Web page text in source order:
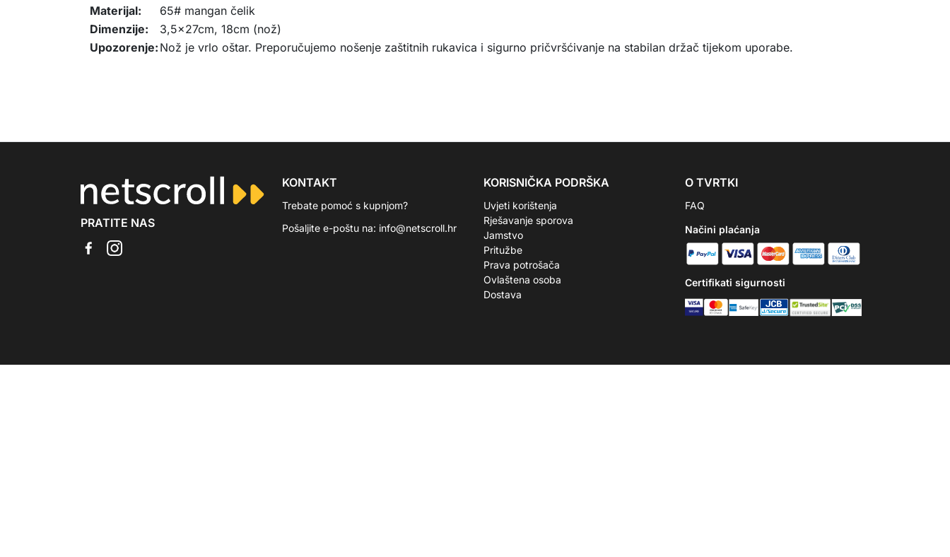
Materijal:
65# mangan čelik
Dimenzije:
3,5x27cm, 18cm (nož)
Upozorenje: Nož je vrlo oštar. Preporučujemo nošenje zaštitnih rukavica i sigurno pričvršćivanje na stabilan držač tijekom uporabe.
PRATITE NAS
KONTAKT
Trebate pomoć s kupnjom?
Pošaljite e-poštu na: info@netscroll.hr
KORISNIČKA PODRŠKA
Uvjeti korištenja
Rješavanje sporova
Jamstvo
Pritužbe
Prava potrošača
Ovlaštena osoba
Dostava
O TVRTKI
FAQ
Načini plaćanja
Certifikati sigurnosti